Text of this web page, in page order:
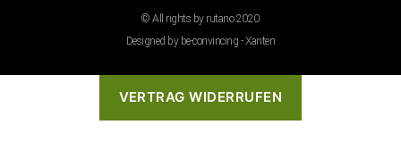
© All rights by rutano 2020
Designed by be-convincing - Xanten
VERTRAG WIDERRUFEN